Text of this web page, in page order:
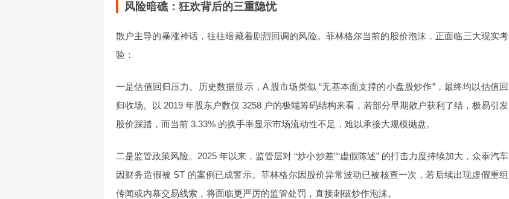
风险暗礁：狂欢背后的三重隐忧
散户主导的暴涨神话，往往暗藏着剧烈回调的风险。菲林格尔当前的股价泡沫，正面临三大现实考
验：
一是估值回归压力。历史数据显示，A 股市场类似 “无基本面支撑的小盘股炒作”，最终均以估值回
归收场。以 2019 年股东户数仅 3258 户的极端筹码结构来看，若部分早期散户获利了结，极易引发
股价踩踏，而当前 3.33% 的换手率显示市场流动性不足，难以承接大规模抛盘。
二是监管政策风险。2025 年以来，监管层对 “炒小炒差”“虚假陈述” 的打击力度持续加大，众泰汽车
因财务造假被 ST 的案例已成警示。菲林格尔因股价异常波动已被核查一次，若后续出现虚假重组
传闻或内幕交易线索，将面临更严厉的监管处罚，直接刺破炒作泡沫。